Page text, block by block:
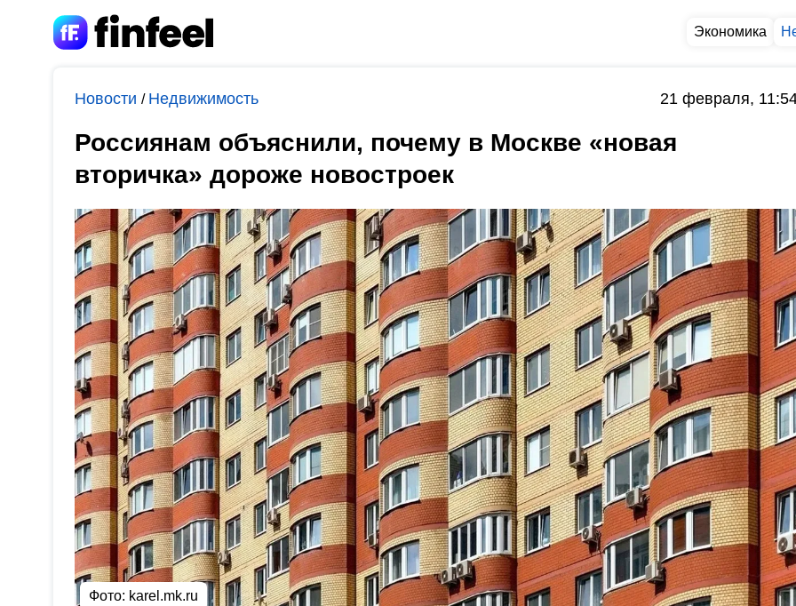
Экономика
Новости / Недвижимость 21 февраля,
Россиянам объяснили, почему в Москве «новая
вторичка» дороже новостроек
Фото: karel.mk.ru